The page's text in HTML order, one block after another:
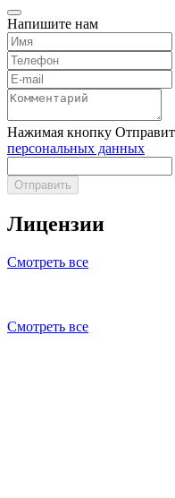
Напишите нам
Нажимая кнопку
персональных данных
Отправить
Лицензии
Смотреть все
Смотреть все